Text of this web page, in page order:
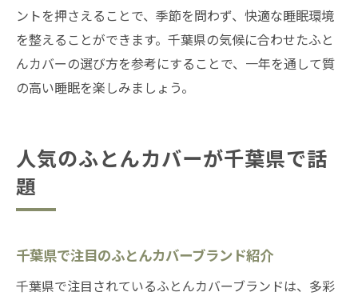
ントを押さえることで、季節を問わず、快適な睡眠環境
を整えることができます。千葉県の気候に合わせたふと
んカバーの選び方を参考にすることで、一年を通して質
の高い睡眠を楽しみましょう。
人気のふとんカバーが千葉県で話
題
千葉県で注目のふとんカバーブランド紹介
千葉県で注目されているふとんカバーブランドは、多彩